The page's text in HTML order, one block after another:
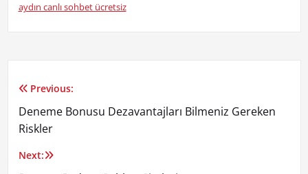
aydın canlı sohbet ücretsiz
Yazı
gezinmesi
Previous:
Deneme Bonusu Dezavantajları Bilmeniz Gereken
Riskler
Next: